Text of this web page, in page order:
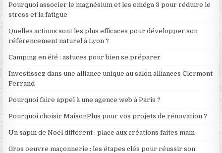
Pourquoi associer le magnésium et les oméga 3 pour réduire le
stress et la fatigue
Quelles actions sont les plus efficaces pour développer son
référencement naturel à Lyon ?
Camping en été : astuces pour bien se préparer
Investissez dans une alliance unique au salon alliances Clermont
Ferrand
Pourquoi faire appel à une agence web à Paris ?
Pourquoi choisir MaisonPlus pour vos projets de rénovation ?
Un sapin de Noël différent : place aux créations faites main
Gros oeuvre maçonnerie : les étapes clés pour réussir son